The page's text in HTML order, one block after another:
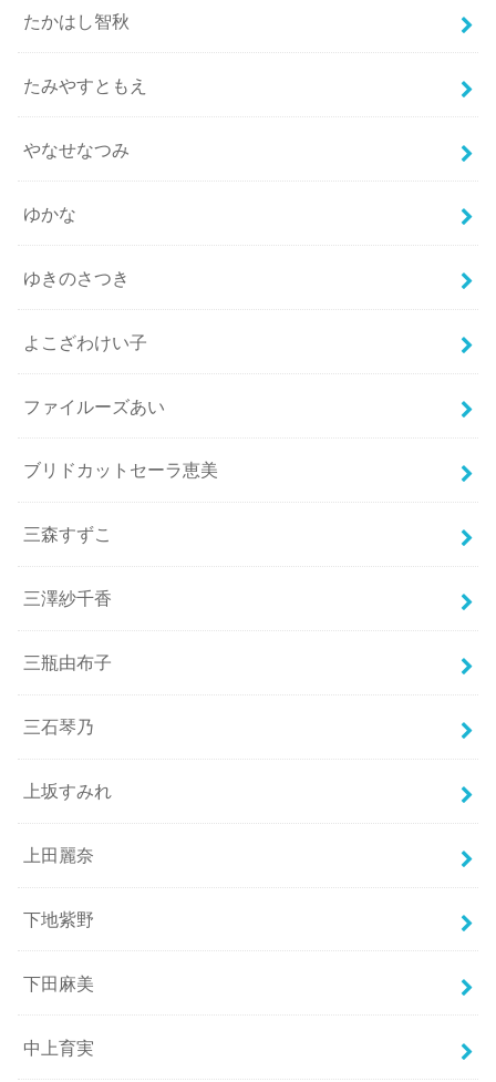
たかはし智秋
たみやすともえ
やなせなつみ
ゆかな
ゆきのさつき
よこざわけい子
ファイルーズあい
ブリドカットセーラ恵美
三森すずこ
三澤紗千香
三瓶由布子
三石琴乃
上坂すみれ
上田麗奈
下地紫野
下田麻美
中上育実